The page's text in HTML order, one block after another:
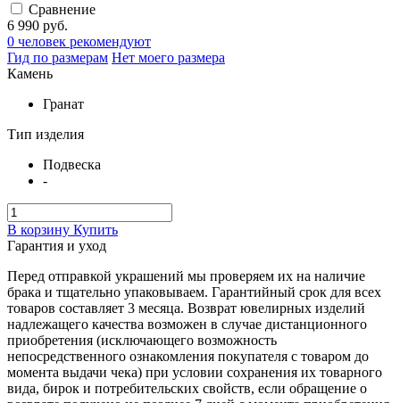
Сравнение
6 990 руб.
0 человек рекомендуют
Гид по размерам Нет моего размера
Камень
Гранат
Тип изделия
Подвеска
-
В корзину Купить
Гарантия и уход
Перед отправкой украшений мы проверяем их на наличие
брака и тщательно упаковываем. Гарантийный срок для всех
товаров составляет 3 месяца. Возврат ювелирных изделий
надлежащего качества возможен в случае дистанционного
приобретения (исключающего возможность
непосредственного ознакомления покупателя с товаром до
момента выдачи чека) при условии сохранения их товарного
вида, бирок и потребительских свойств, если обращение о